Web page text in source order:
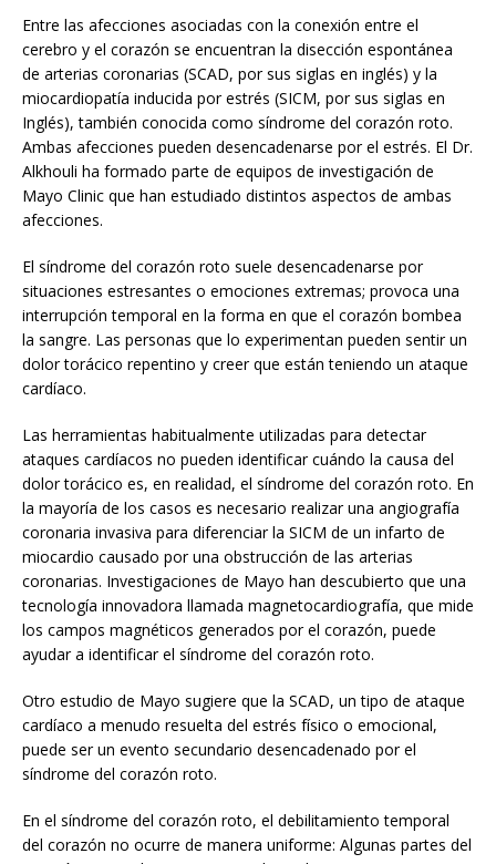
Entre las afecciones asociadas con la conexión entre el
cerebro y el corazón se encuentran la disección espontánea
de arterias coronarias (SCAD, por sus siglas en inglés) y la
miocardiopatía inducida por estrés (SICM, por sus siglas en
Inglés), también conocida como síndrome del corazón roto.
Ambas afecciones pueden desencadenarse por el estrés. El Dr.
Alkhouli ha formado parte de equipos de investigación de
Mayo Clinic que han estudiado distintos aspectos de ambas
afecciones.
El síndrome del corazón roto suele desencadenarse por
situaciones estresantes o emociones extremas; provoca una
interrupción temporal en la forma en que el corazón bombea
la sangre. Las personas que lo experimentan pueden sentir un
dolor torácico repentino y creer que están teniendo un ataque
cardíaco.
Las herramientas habitualmente utilizadas para detectar
ataques cardíacos no pueden identificar cuándo la causa del
dolor torácico es, en realidad, el síndrome del corazón roto. En
la mayoría de los casos es necesario realizar una angiografía
coronaria invasiva para diferenciar la SICM de un infarto de
miocardio causado por una obstrucción de las arterias
coronarias. Investigaciones de Mayo han descubierto que una
tecnología innovadora llamada magnetocardiografía, que mide
los campos magnéticos generados por el corazón, puede
ayudar a identificar el síndrome del corazón roto.
Otro estudio de Mayo sugiere que la SCAD, un tipo de ataque
cardíaco a menudo resuelta del estrés físico o emocional,
puede ser un evento secundario desencadenado por el
síndrome del corazón roto.
En el síndrome del corazón roto, el debilitamiento temporal
del corazón no ocurre de manera uniforme: Algunas partes del